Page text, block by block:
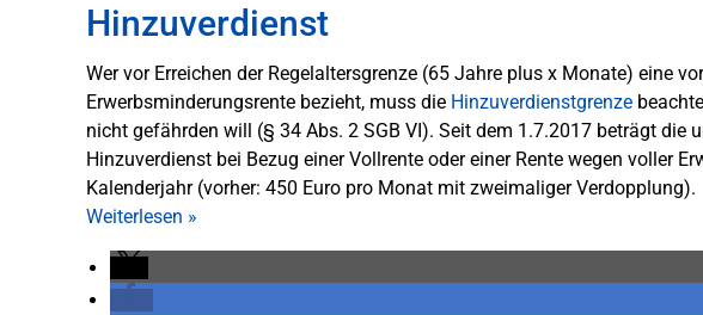
Hinzuverdienst
Wer vor Erreichen der Regelaltersgrenze (65 Jahre plus x Monate) eine
Erwerbsminderungsrente bezieht, muss die Hinzuverdienstgrenze
nicht gefährden will (§ 34 Abs. 2 SGB VI). Seit dem 1.7.2017 beträgt die
Hinzuverdienst bei Bezug einer Vollrente oder einer Rente wegen voller
Kalenderjahr (vorher: 450 Euro pro Monat mit zweimaliger Verdopplung).
Weiterlesen »